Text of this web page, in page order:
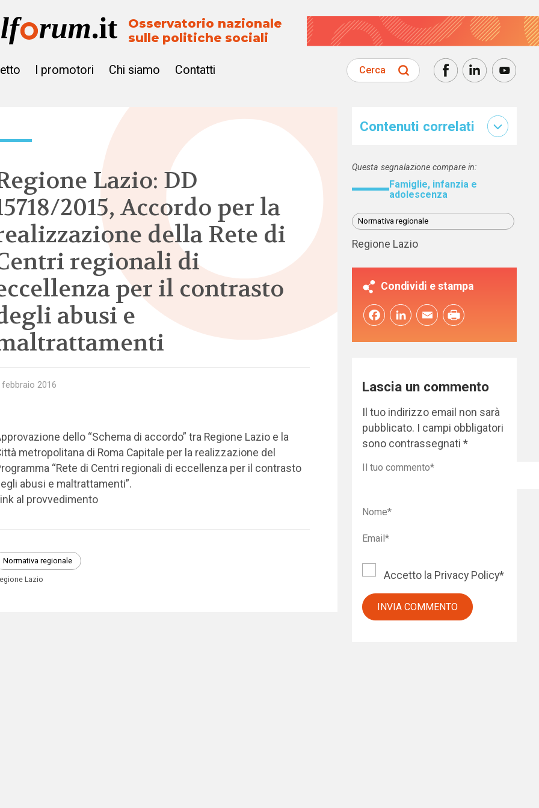
Osservatorio nazionale
sulle politiche sociali
I promotori Chi siamo Contatti Cerca
Lazio: DD
2015, Accordo per la
della Rete di
regionali di
per il contrasto
abusi e
febbraio 2016
dello “Schema di accordo” tra Regione Lazio e la
metropolitana di Roma Capitale per la realizzazione del
“Rete di Centri regionali di eccellenza per il contrasto
abusi e maltrattamenti”.
al provvedimento
Normativa regionale
Lazio
Contenuti correlati
Questa segnalazione compare in:
Famiglie, infanzia e
adolescenza
Normativa regionale
Regione Lazio
Condividi e stampa
FacebookLinkedInEmail
Lascia un commento
Il tuo indirizzo email non sarà
pubblicato. I campi obbligatori
sono contrassegnati*
Accetto la Privacy Policy*